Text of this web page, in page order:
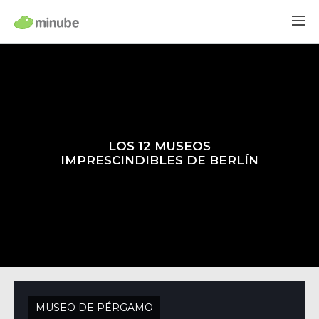
LOS 12 MUSEOS
IMPRESCINDIBLES DE BERLÍN
MUSEO DE PÉRGAMO